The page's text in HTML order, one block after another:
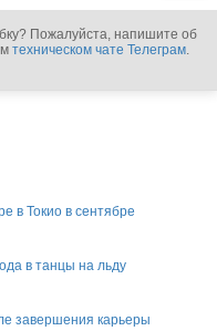
Пожалуйста, напишите об
техническом чате Телеграм.
в Токио в сентябре
в танцы на льду
завершения карьеры